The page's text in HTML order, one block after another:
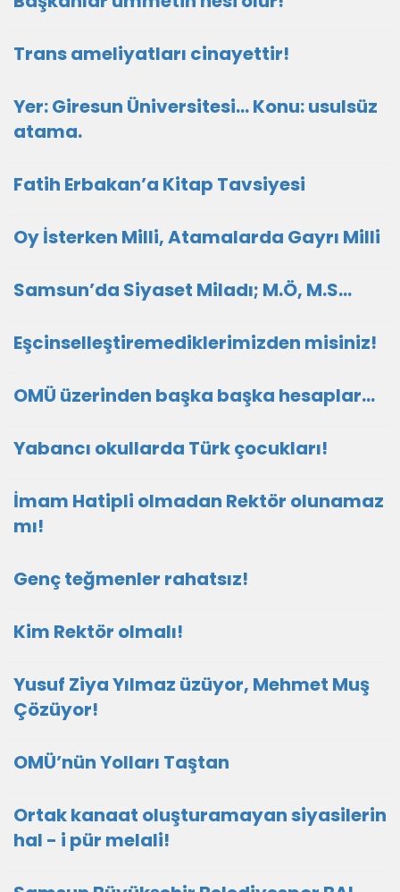
Trans ameliyatları cinayettir!
Yer: Giresun Üniversitesi… Konu: usulsüz
atama.
Fatih Erbakan’a Kitap Tavsiyesi
Oy İsterken Milli, Atamalarda Gayrı Milli
Samsun’da Siyaset Miladı; M.Ö, M.S…
Eşcinselleştiremediklerimizden misiniz!
OMÜ üzerinden başka başka hesaplar…
Yabancı okullarda Türk çocukları!
İmam Hatipli olmadan Rektör olunamaz
mı!
Genç teğmenler rahatsız!
Kim Rektör olmalı!
Yusuf Ziya Yılmaz üzüyor, Mehmet Muş
Çözüyor!
OMÜ’nün Yolları Taştan
Ortak kanaat oluşturamayan siyasilerin
hal - i pür melali!